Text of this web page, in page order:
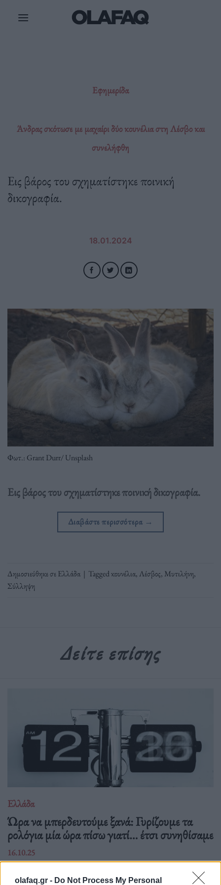
olafaq.gr - Do Not Process My Personal
Εφημερίδα
Άνδρας σκότωσε με μαχαίρι δύο κουνέλια στη Λέσβο και
συνελήφθη
Εις βάρος του σχηματίστηκε ποινική
δικογραφία.
18.01.2024
Φωτ.: Grant Durr/ Unsplash
Εις βάρος του σχηματίστηκε ποινική δικογραφία.
Διαβάστε περισσότερα →
Δημοσιεύθηκε σεΕλλάδα | Taggedκουνέλια,Λέσβος, Μυτιλήνη,
Σύλληψη
Δείτε επίσης
Ελλάδα
Ώρα να μπερδευτούμε ξανά: Γυρίζουμε τα
ρολόγια μία ώρα πίσω γιατί… έτσι συνηθίσαμε
16.10.25
Την Κυριακή 26 Οκτωβρίου, στις 04:00 τα ξημερώματα, θα